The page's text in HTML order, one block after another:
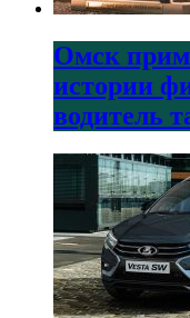
Омск
истории
водитель